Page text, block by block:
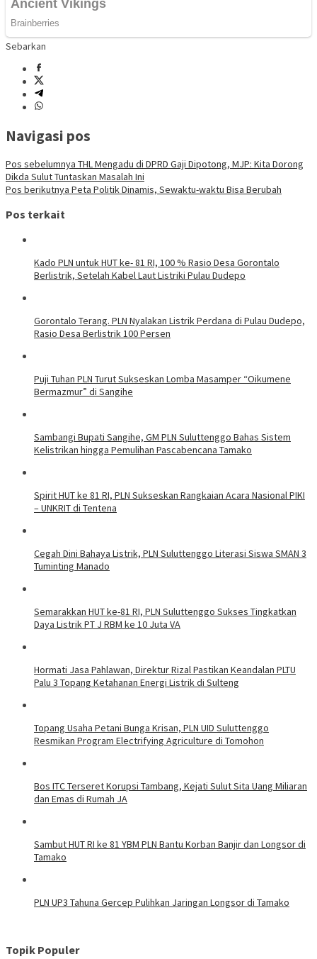
Sebarkan
Navigasi pos
Pos sebelumnya THL Mengadu di DPRD Gaji Dipotong, MJP: Kita Dorong
Dikda Sulut Tuntaskan Masalah Ini
Pos berikutnya Peta Politik Dinamis, Sewaktu-waktu Bisa Berubah
Pos terkait
Kado PLN untuk HUT ke- 81 RI, 100 % Rasio Desa Gorontalo
Berlistrik, Setelah Kabel Laut Listriki Pulau Dudepo
Gorontalo Terang. PLN Nyalakan Listrik Perdana di Pulau Dudepo,
Rasio Desa Berlistrik 100 Persen
Puji Tuhan PLN Turut Sukseskan Lomba Masamper “Oikumene
Bermazmur” di Sangihe
Sambangi Bupati Sangihe, GM PLN Suluttenggo Bahas Sistem
Kelistrikan hingga Pemulihan Pascabencana Tamako
Spirit HUT ke 81 RI, PLN Sukseskan Rangkaian Acara Nasional PIKI
– UNKRIT di Tentena
Cegah Dini Bahaya Listrik, PLN Suluttenggo Literasi Siswa SMAN 3
Tuminting Manado
Semarakkan HUT ke-81 RI, PLN Suluttenggo Sukses Tingkatkan
Daya Listrik PT J RBM ke 10 Juta VA
Hormati Jasa Pahlawan, Direktur Rizal Pastikan Keandalan PLTU
Palu 3 Topang Ketahanan Energi Listrik di Sulteng
Topang Usaha Petani Bunga Krisan, PLN UID Suluttenggo
Resmikan Program Electrifying Agriculture di Tomohon
Bos ITC Terseret Korupsi Tambang, Kejati Sulut Sita Uang Miliaran
dan Emas di Rumah JA
Sambut HUT RI ke 81 YBM PLN Bantu Korban Banjir dan Longsor di
Tamako
PLN UP3 Tahuna Gercep Pulihkan Jaringan Longsor di Tamako
Topik Populer